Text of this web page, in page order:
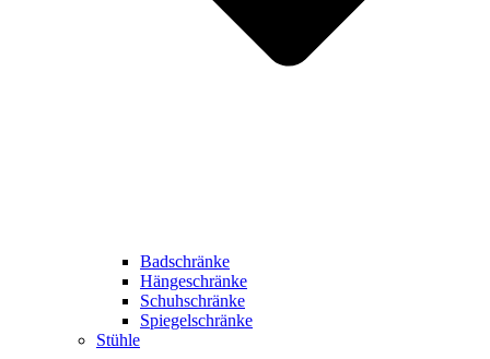
Badschränke
Hängeschränke
Schuhschränke
Spiegelschränke
Stühle